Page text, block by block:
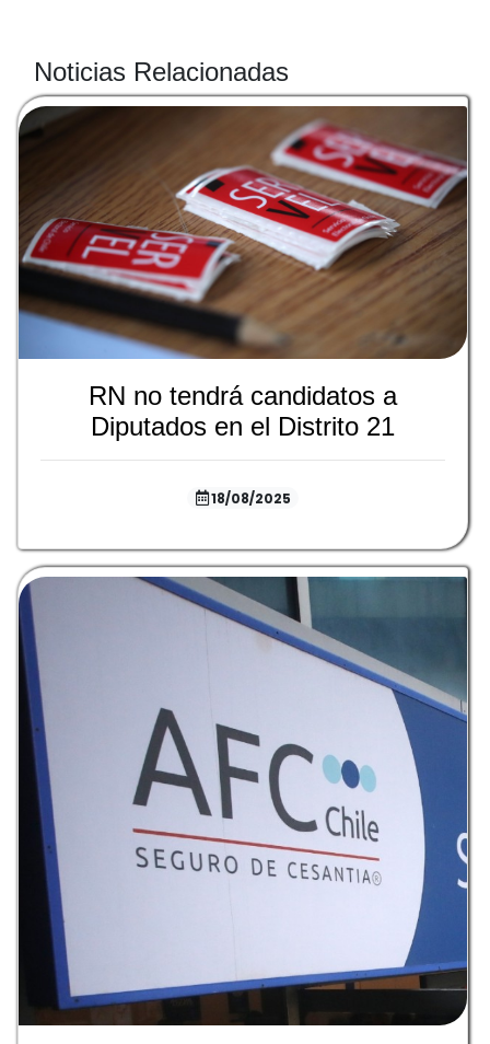
Noticias Relacionadas
RN no tendrá candidatos a
Diputados en el Distrito 21
18/08/2025